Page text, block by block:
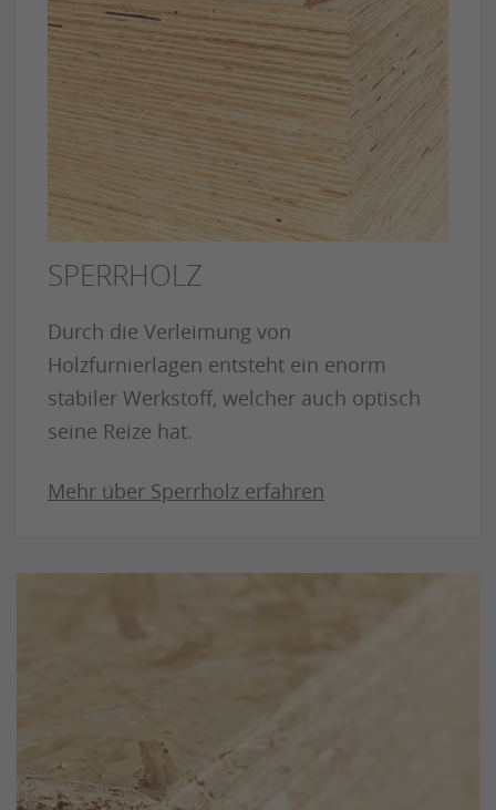
SPERRHOLZ
Durch die Verleimung von
Holzfurnierlagen entsteht ein enorm
stabiler Werkstoff, welcher auch optisch
seine Reize hat.
Mehr über Sperrholz erfahren